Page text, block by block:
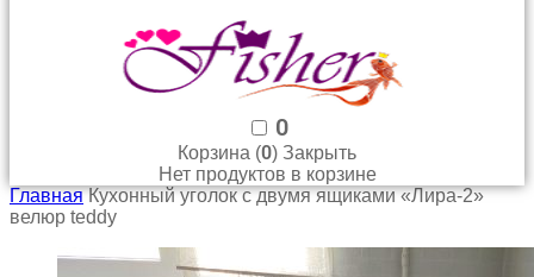
0
Корзина (0) Закрыть
Нет продуктов в корзине
Главная Кухонный уголок с двумя ящиками «Лира-2»
велюр teddy